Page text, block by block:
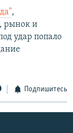
,
рынок и
удар попало
Подпишитесь